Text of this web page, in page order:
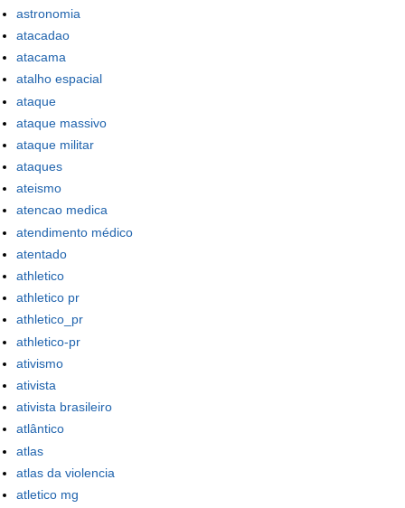
astronomia
atacadao
atacama
atalho espacial
ataque
ataque massivo
ataque militar
ataques
ateismo
atencao medica
atendimento médico
atentado
athletico
athletico pr
athletico_pr
athletico-pr
ativismo
ativista
ativista brasileiro
atlântico
atlas
atlas da violencia
atletico mg